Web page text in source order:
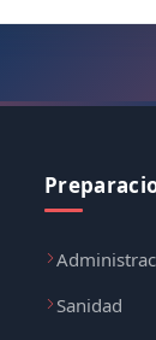
Sanidad